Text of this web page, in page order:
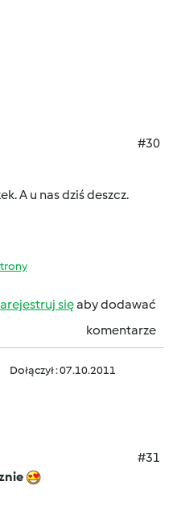
#30
A u nas dziś deszcz.
sięaby dodawać
komentarze
Dołączył : 07.10.2011
#31